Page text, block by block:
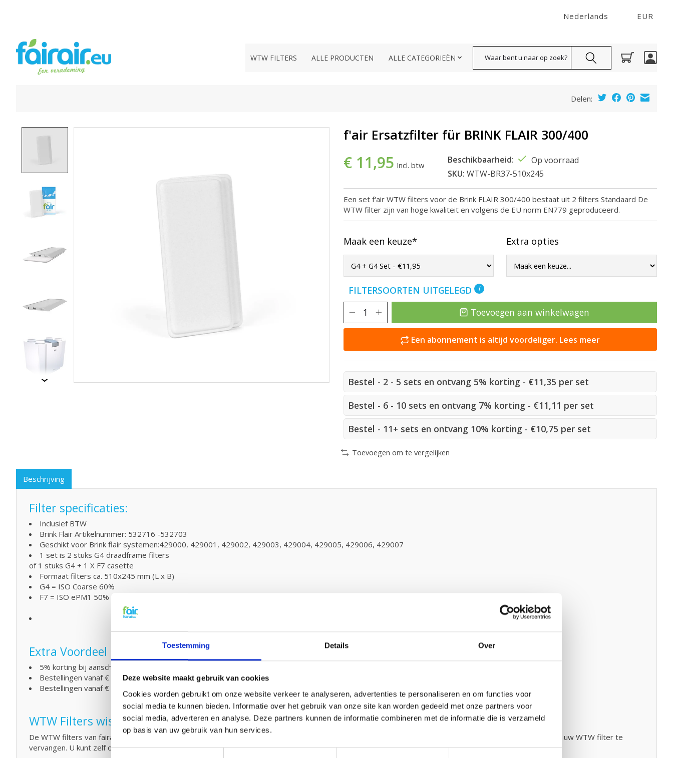
Toestemming Details Over
Deze website maakt gebruik van cookies
Cookies worden gebruikt om onze website verkeer te analyseren, advertenties te personaliseren en om functies voor
social media te kunnen bieden. Informatie over het gebruik van onze site kan worden gedeeld met onze partners voor
social media, adverteren en analyse. Deze partners kunnen de informatie combineren met de informatie die is verzameld
op basis van uw gebruik van hun services.
Toestemmingsselectie
Nederlands EUR
WTW FILTERS ALLE PRODUCTEN ALLE CATEGORIEËN
Delen:
f'air Ersatzfilter für BRINK FLAIR 300/400
€ 11,95 Incl. btw Beschikbaarheid:
Op voorraad
SKU: WTW-BR37-510x245
Een set f'air WTW filters voor de Brink FLAIR 300/400 bestaat uit 2 filters Standaard De
WTW filter zijn van hoge kwaliteit en volgens de EU norm EN779 geproduceerd.
Maak een keuze* Extra opties
FILTERSOORTEN UITGELEGD i
Toevoegen aan winkelwagen
Een abonnement is altijd voordeliger. Lees meer
Bestel - 2 - 5 sets en ontvang 5% korting - €11,35 per set
Bestel - 6 - 10 sets en ontvang 7% korting - €11,11 per set
Bestel - 11+ sets en ontvang 10% korting - €10,75 per set
Toevoegen om te vergelijken
Beschrijving
Filter specificaties:
Inclusief BTW
Brink Flair Artikelnummer: 532716 -532703
Geschikt voor Brink flair systemen:429000, 429001, 429002, 429003, 429004, 429005, 429006, 429007
1 set is 2 stuks G4 draadframe filters
of 1 stuks G4 + 1 X F7 casette
Formaat filters ca. 510x245 mm (L x B)
G4 = ISO Coarse 60%
F7 = ISO ePM1 50%
Extra Voordeel
5% korting bij aanschaf van 2 of meer producten
Bestellingen vanaf € 50,- geen verzendkosten (NL)
Bestellingen vanaf € 75,- geen verzendkosten (BE)
WTW Filters wisselen en klein onderhoud
De WTW filters van fairair voor de Brink Flair 300 en 400 kunt u eenvoudig zelf vervangen en in uw WTW unit plaatsen. Bekijk hiervoor onze handleiding om uw WTW filter te
vervangen. U kunt zelf ook eenvoudigklein onderhouduitvoeren door uw systeem tussendoor metprobioticate reinigen.